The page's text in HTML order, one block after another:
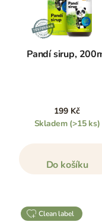
Pandí sirup,
199 Kč
Skladem (>15 ks)
Do košíku
clean label